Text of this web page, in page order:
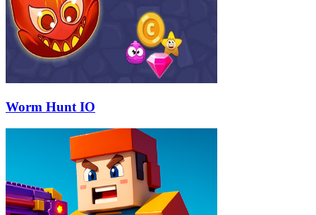
Worm Hunt IO